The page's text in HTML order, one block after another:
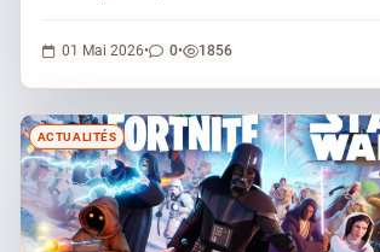
01 Mai 2026• 0
0 commentaires
• 1856
1856 vues
ACTUALITÉS